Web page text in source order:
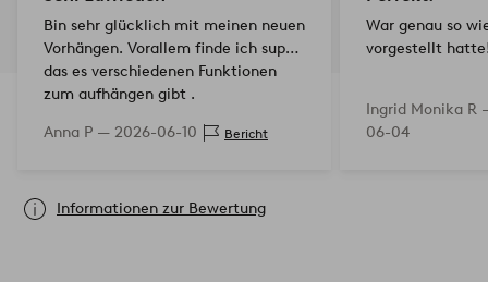
Bin sehr glücklich mit meinen neuen
Vorhängen. Vorallem finde ich super
das es verschiedenen Funktionen
zum aufhängen gibt .
Anna P — 2026-06-10 Bericht
War genau so
vorgestellt
Ingrid Monika R
06-04
Informationen zur Bewertung